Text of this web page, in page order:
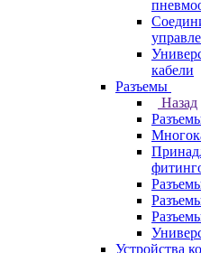
кабели
Разъемы
Назад
Устройства